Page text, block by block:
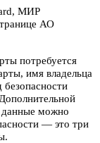
МИР
АО
потребуется
имя владельца
безопасности
можно
— это три